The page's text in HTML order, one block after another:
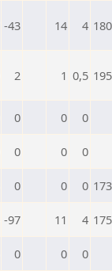
-43 14 4
2 1 0,5
0 0 0
0 0 0
0 0 0
-97 11 4
0 0 0